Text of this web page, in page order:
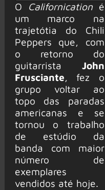
O Californication é
um marco na
trajetótia do Chili
Peppers que, com
o retorno do
guitarrista John
Frusciante, fez o
grupo voltar ao
topo das paradas
americanas e se
tornou o trabalho
de estúdio da
banda com maior
número de
exemplares
vendidos até hoje.